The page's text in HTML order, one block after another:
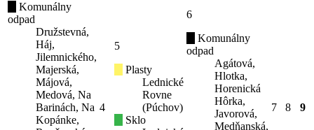
Komunálny
odpad
Družstevná,
Háj,
Jilemnického,
Majerská,
Májová,
Medová, Na
Barinách, Na
Kopánke,
4
5
Plasty
Lednické
Rovne
(Púchov)
Sklo
6
Komunálny
odpad
Agátová,
Hlotka,
Horenická
Hôrka,
Javorová,
Medňanská,
7 8 9